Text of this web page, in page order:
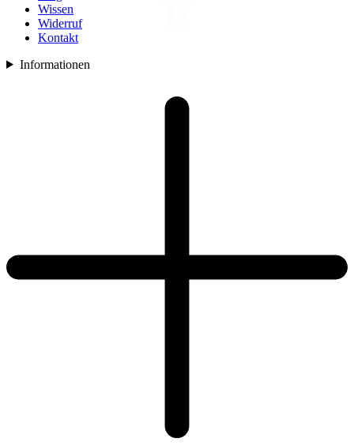
Wissen
Widerruf
Kontakt
Informationen